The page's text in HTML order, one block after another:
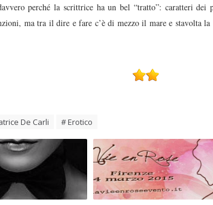
perché la scrittrice ha un bel “tratto”: caratteri dei
ma tra il dire e fare c’è di mezzo il mare e stavolta
De Carli # Erotico